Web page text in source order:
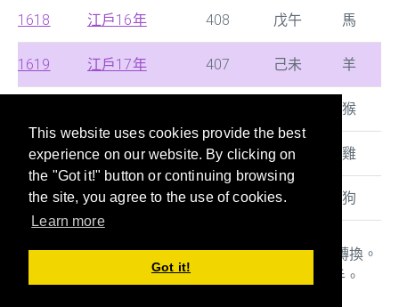
This website uses cookies provide the best
experience on our website. By clicking on
the "Got it!" button or continuing browsing
the site, you agree to the use of cookies.
Learn more
Got it!
1618 江戶16年 408 戊午 馬
1619 江戶17年 407 己未 羊
猴
1621 江戶19年 405 辛酉 雞
1622 江戶20年 404 壬戌 狗
本站提供西曆，中國朝代及日本年號的快速搜尋及轉換。
年齡/干支/生肖對照表也是當您填寫文件時的好幫手。